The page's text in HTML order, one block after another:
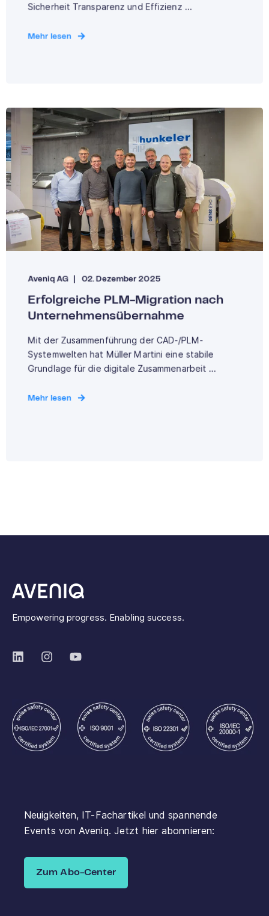
Sicherheit Transparenz und Effizienz ...
Mehr lesen
Aveniq AG 02. Dezember 2025
Erfolgreiche PLM-Migration nach
Unternehmensübernahme
Mit der Zusammenführung der CAD-/PLM-
Systemwelten hat Müller Martini eine stabile
Grundlage für die digitale Zusammenarbeit ...
Mehr lesen
Empowering progress. Enabling success.
Neuigkeiten, IT-Fachartikel und spannende
Events von Aveniq. Jetzt hier abonnieren:
Zum Abo-Center